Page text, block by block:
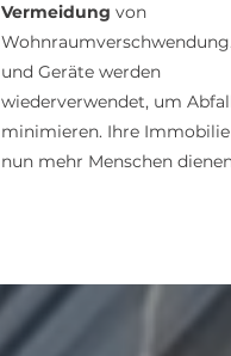
Vermeidung von
und Geräte werden
wiederverwendet, um
minimieren. Ihre
nun mehr Menschen